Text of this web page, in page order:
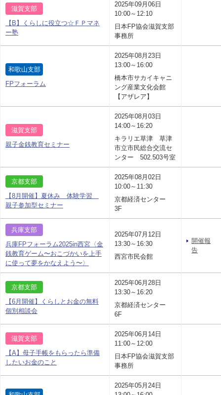
滋賀支部
【B】くらしに役立つ☆ＦＰマネ
ー塾
2025年09月06日
10:00～12:10
日本FP協会滋賀支部
事務所
和歌山支部
FPフォーラム
2025年08月23日
13:00～16:00
橋本市サカイキャニ
ング産業文化会館
【アザレア】
滋賀支部
親子金銭教育セミナー
2025年08月03日
14:00～16:20
キラリエ草津 草津
市立市民総合交流セ
ンター 502.503号室
京都支部
【8月開催】夏休み 体験学習
親子参加型セミナー
2025年08月02日
10:00～11:30
京都経済センター
3F
兵庫支部
兵庫FPフォーラム2025in西宮〈金
銭教育ゲーム〜おこづかいを上手
に使って夢をかなえよう〜〉
2025年07月12日
13:30～16:30
西宮市民会館
開催報
告
京都支部
【6月開催】くらしとお金の無料
個別相談会
2025年06月28日
13:30～16:20
京都経済センター
6F
滋賀支部
【A】母子手帳をもらったら準備
したいお金のこと
2025年06月14日
11:00～12:00
日本FP協会滋賀支部
事務所
2025年05月24日